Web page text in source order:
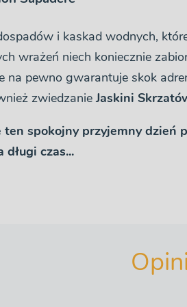
i kaskad wodnych,
wrażeń niech koniecznie
na pewno gwarantuje skok
zwiedzanie Jaskini
ten spokojny przyjemny dzień
czas...